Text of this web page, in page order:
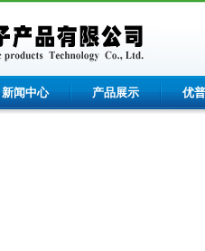
新闻中心 产品展示 优